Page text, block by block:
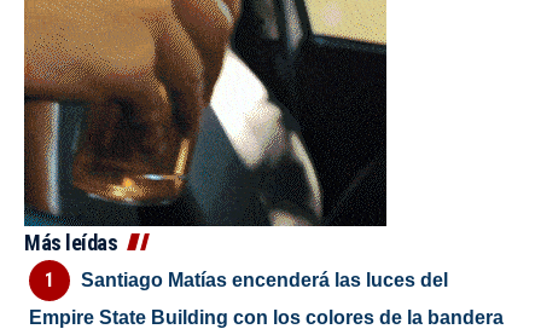
Más leídas
Santiago Matías encenderá las luces del
Empire State Building con los colores de la bandera